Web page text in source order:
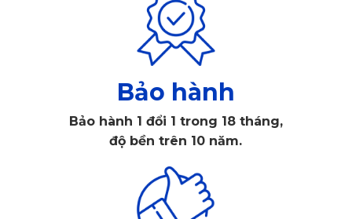
Bảo hành
Bảo hành 1 đổi 1 trong 18 tháng,
độ bền trên 10 năm.